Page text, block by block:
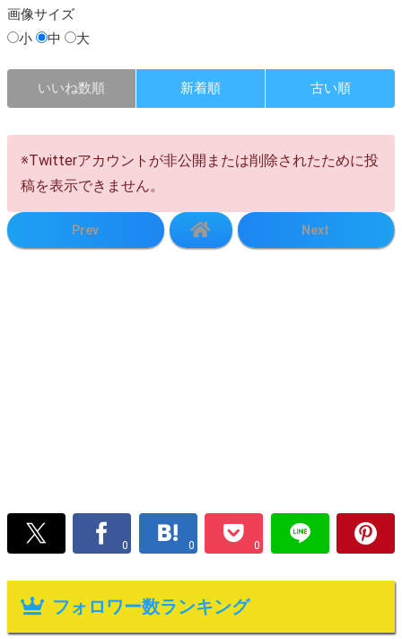
画像サイズ
小
中 大
いいね数順 新着順 古い順
※Twitterアカウントが非公開または削除されたために投
稿を表示できません。
Prev Next
0 0 0
フォロワー数ランキング